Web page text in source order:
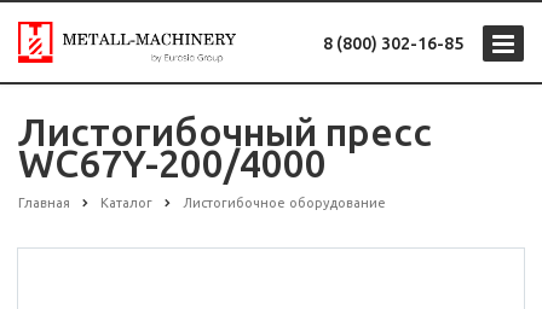
8 (800) 302-16-85
Листогибочный пресс
WC67Y-200/4000
Главная Каталог Листогибочное оборудование